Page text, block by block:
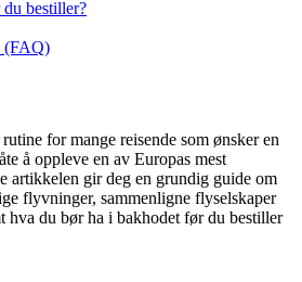
bestiller?
(FAQ)
for mange reisende som ønsker en
å oppleve en av Europas mest
artikkelen gir deg en grundig guide om
flyvninger, sammenligne flyselskaper
hva du bør ha i bakhodet før du bestiller